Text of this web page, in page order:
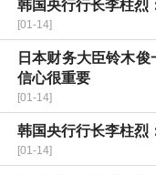
韩国央行行长李柱烈
[01-14]
日本财务大臣铃木
信心很重要
[01-14]
韩国央行行长李柱烈
[01-14]